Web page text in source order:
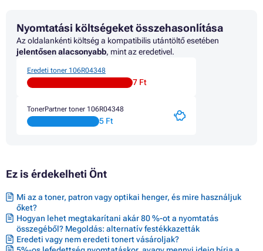
Nyomtatási költségeket összehasonlítása
Az oldalankénti költség a kompatibilis utántöltő esetében
jelentősen alacsonyabb, mint az eredetivel.
Eredeti toner 106R04348
7 Ft
TonerPartner toner 106R04348
5 Ft
Ez is érdekelheti Önt
Mi az a toner, patron vagy optikai henger, és mire használjuk
őket?
Hogyan lehet megtakarítani akár 80 %-ot a nyomtatás
összegéből? Megoldás: alternatív festékkazetták
Eredeti vagy nem eredeti tonert vásároljak?